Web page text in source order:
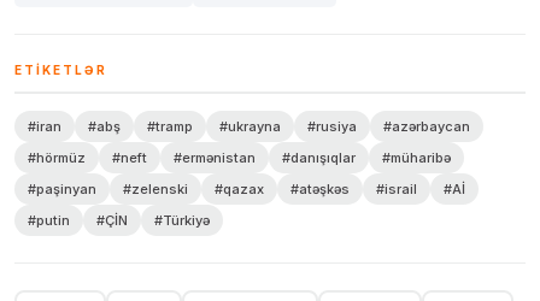
ETIKETLƏR
#iran #abş #tramp #ukrayna #rusiya
#azərbaycan
#hörmüz
#neft #ermənistan #danışıqlar
#müharibə
#paşinyan
#zelenski #qazax #atəşkəs #israil
#Aİ
#putin
#ÇİN #Türkiyə